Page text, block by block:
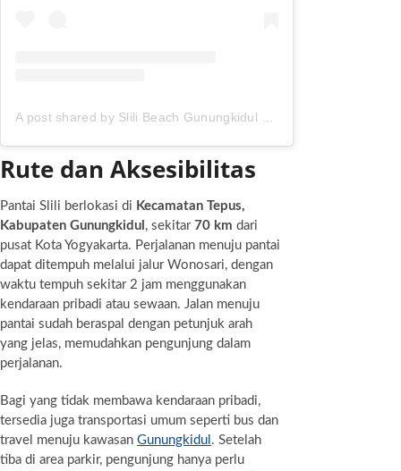
Rute dan Aksesibilitas
Pantai Slili berlokasi di Kecamatan Tepus,
Kabupaten Gunungkidul , sekitar 70 km dari
pusat Kota Yogyakarta. Perjalanan menuju pantai
dapat ditempuh melalui jalur Wonosari, dengan
waktu tempuh sekitar 2 jam menggunakan
kendaraan pribadi atau sewaan. Jalan menuju
pantai sudah beraspal dengan petunjuk arah
yang jelas, memudahkan pengunjung dalam
perjalanan.
Bagi yang tidak membawa kendaraan pribadi,
tersedia juga transportasi umum seperti bus dan
travel menuju kawasan Gunungkidul . Setelah
tiba di area parkir, pengunjung hanya perlu